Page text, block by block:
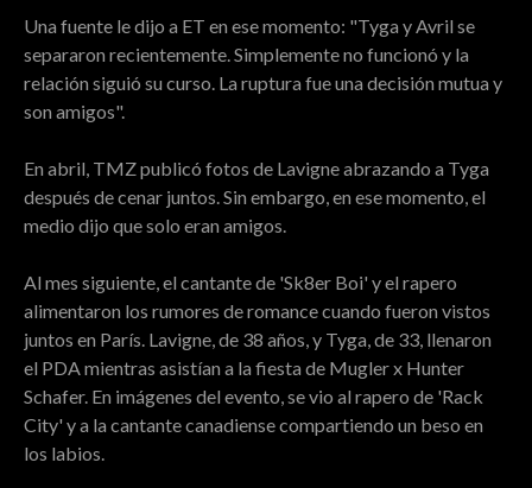
Una fuente le dijo a ET en ese momento: "Tyga y Avril se
separaron recientemente. Simplemente no funcionó y la
relación siguió su curso. La ruptura fue una decisión mutua y
son amigos".
En abril, TMZ publicó fotos de Lavigne abrazando a Tyga
después de cenar juntos. Sin embargo, en ese momento, el
medio dijo que solo eran amigos.
Al mes siguiente, el cantante de 'Sk8er Boi' y el rapero
alimentaron los rumores de romance cuando fueron vistos
juntos en París. Lavigne, de 38 años, y Tyga, de 33, llenaron
el PDA mientras asistían a la fiesta de Mugler x Hunter
Schafer. En imágenes del evento, se vio al rapero de 'Rack
City' y a la cantante canadiense compartiendo un beso en
los labios.